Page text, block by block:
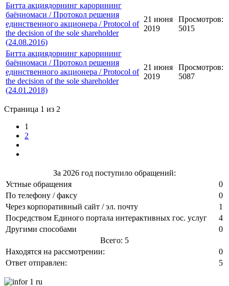
Битта акциядорнинг қарорининг
баённомаси / Протокол решения
единственного акционера / Protocol of
the decision of the sole shareholder
(24.08.2016)
21 июня
2019
Просмотров:
5015
Битта акциядорнинг қарорининг
баённомаси / Протокол решения
единственного акционера / Protocol of
the decision of the sole shareholder
(24.01.2018)
21 июня
2019
Просмотров:
5087
Страница 1 из 2
1
2
За 2026 год поступило обращений:
Устные обращения
0
По телефону / факсу
0
Через корпоративный сайт / эл. почту
1
Посредством Единого портала интерактивных гос. услуг
4
Другими способами
0
Всего: 5
Находятся на рассмотрении:
0
Ответ отправлен:
5